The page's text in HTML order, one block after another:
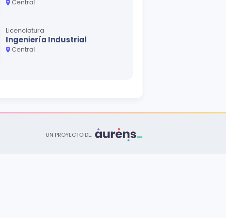
Central
Licenciatura
Ingeniería Industrial
Central
UN PROYECTO DE: